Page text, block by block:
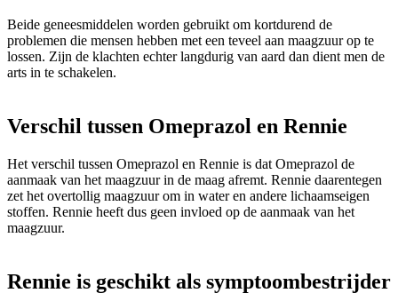
Beide geneesmiddelen worden gebruikt om kortdurend de
problemen die mensen hebben met een teveel aan maagzuur op te
lossen. Zijn de klachten echter langdurig van aard dan dient men de
arts in te schakelen.
Verschil tussen Omeprazol en Rennie
Het verschil tussen Omeprazol en Rennie is dat Omeprazol de
aanmaak van het maagzuur in de maag afremt. Rennie daarentegen
zet het overtollig maagzuur om in water en andere lichaamseigen
stoffen. Rennie heeft dus geen invloed op de aanmaak van het
maagzuur.
Rennie is geschikt als symptoombestrijder